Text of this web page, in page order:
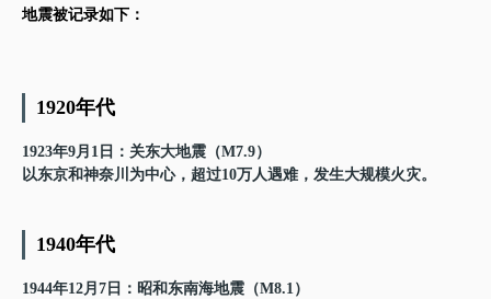
地震被记录如下：
1920年代
1923年9月1日：关东大地震（M7.9）
以东京和神奈川为中心，超过10万人遇难，发生大规模火灾。
1940年代
1944年12月7日：昭和东南海地震（M8.1）